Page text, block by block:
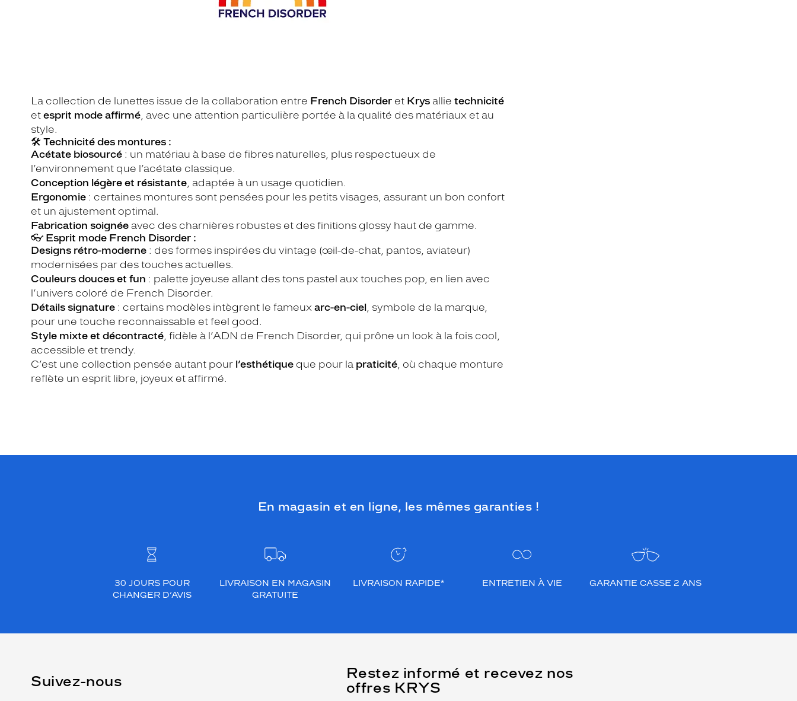
La collection de lunettes issue de la collaboration entre French Disorder et Krys allie technicité
et esprit mode affirmé, avec une attention particulière portée à la qualité des matériaux et au
style.
🛠️ Technicité des montures :
Acétate biosourcé : un matériau à base de fibres naturelles, plus respectueux de
l’environnement que l’acétate classique.
Conception légère et résistante, adaptée à un usage quotidien.
Ergonomie : certaines montures sont pensées pour les petits visages, assurant un bon confort
et un ajustement optimal.
Fabrication soignée avec des charnières robustes et des finitions glossy haut de gamme.
👓 Esprit mode French Disorder :
Designs rétro-moderne : des formes inspirées du vintage (œil-de-chat, pantos, aviateur)
modernisées par des touches actuelles.
Couleurs douces et fun : palette joyeuse allant des tons pastel aux touches pop, en lien avec
l’univers coloré de French Disorder.
Détails signature : certains modèles intègrent le fameux arc-en-ciel, symbole de la marque,
pour une touche reconnaissable et feel good.
Style mixte et décontracté, fidèle à l’ADN de French Disorder, qui prône un look à la fois cool,
accessible et trendy.
C’est une collection pensée autant pour l’esthétique que pour la praticité, où chaque monture
reflète un esprit libre, joyeux et affirmé.
En magasin et en ligne, les mêmes garanties !
30 JOURS POUR
CHANGER D’AVIS
LIVRAISON EN MAGASIN
GRATUITE
LIVRAISON RAPIDE* ENTRETIEN À VIE GARANTIE CASSE 2 ANS
Suivez-nous
Restez informé et recevez nos
offres KRYS
Name
(Ce
champ
est
obligatoire)